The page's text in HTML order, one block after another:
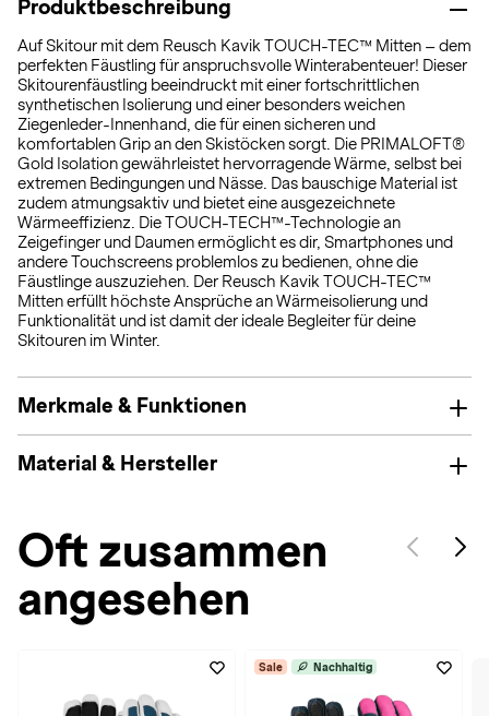
Produktbeschreibung
Auf Skitour mit dem Reusch Kavik TOUCH-TEC™ Mitten – dem
perfekten Fäustling für anspruchsvolle Winterabenteuer! Dieser
Skitourenfäustling beeindruckt mit einer fortschrittlichen
synthetischen Isolierung und einer besonders weichen
Ziegenleder-Innenhand, die für einen sicheren und
komfortablen Grip an den Skistöcken sorgt. Die PRIMALOFT®
Gold Isolation gewährleistet hervorragende Wärme, selbst bei
extremen Bedingungen und Nässe. Das bauschige Material ist
zudem atmungsaktiv und bietet eine ausgezeichnete
Wärmeeffizienz. Die TOUCH-TECH™-Technologie an
Zeigefinger und Daumen ermöglicht es dir, Smartphones und
andere Touchscreens problemlos zu bedienen, ohne die
Fäustlinge auszuziehen. Der Reusch Kavik TOUCH-TEC™
Mitten erfüllt höchste Ansprüche an Wärmeisolierung und
Funktionalität und ist damit der ideale Begleiter für deine
Skitouren im Winter.
Merkmale & Funktionen
Material & Hersteller
Oft zusammen
angesehen
Sale Nachhaltig